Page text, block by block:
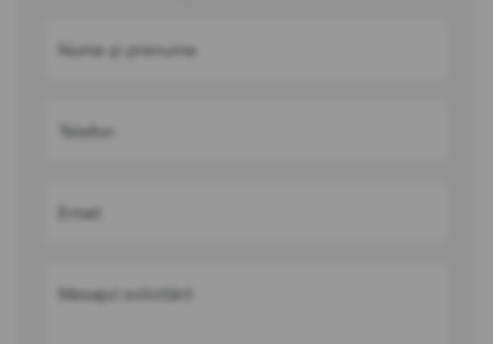
Nume și prenume
Telefon
Email
Mesajul solicitării